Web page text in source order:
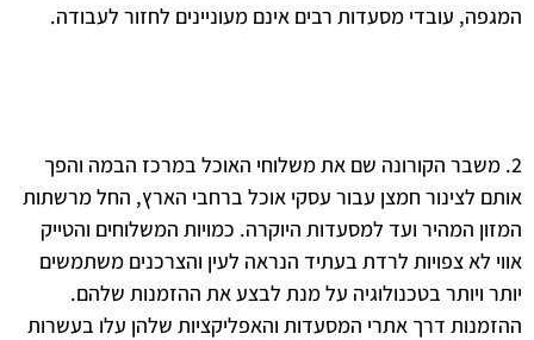
עובדי מסעדות רבים אינם מעוניינים לחזור לעבודה.
משבר הקורונה שם את משלוחי האוכל במרכז הבמה והפך
לצינור חמצן עבור עסקי אוכל ברחבי הארץ, החל מרשתות
המהיר ועד למסעדות היוקרה. כמויות המשלוחים והטייק
לא צפויות לרדת בעתיד הנראה לעין והצרכנים משתמשים
ויותר בטכנולוגיה על מנת לבצע את ההזמנות שלהם.
דרך אתרי המסעדות והאפליקציות שלהן עלו בעשרות